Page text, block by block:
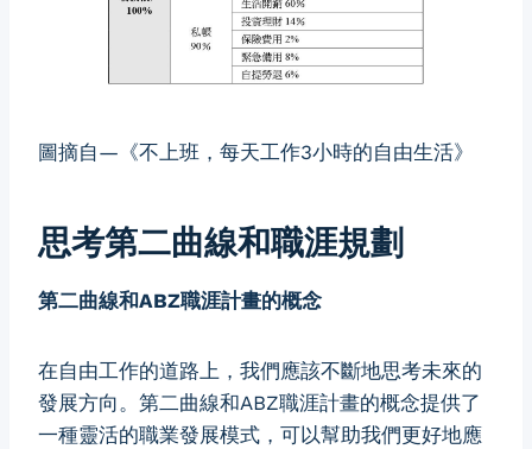
圖摘自—《不上班，每天工作3小時的自由生活》
思考第二曲線和職涯規劃
第二曲線和ABZ職涯計畫的概念
在自由工作的道路上，我們應該不斷地思考未來的
發展方向。第二曲線和ABZ職涯計畫的概念提供了
一種靈活的職業發展模式，可以幫助我們更好地應